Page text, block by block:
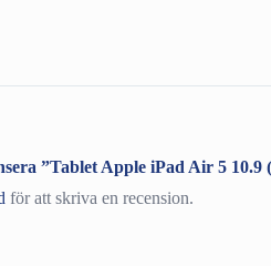
”Tablet Apple iPad Air 5 10.9
för att skriva en recension.